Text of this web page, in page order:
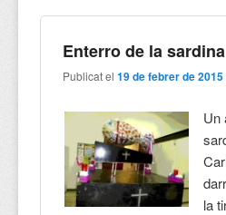
Enterro de la
Publicat el19 de febrer de 2015
Un
la